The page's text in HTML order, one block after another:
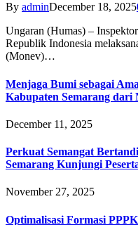
By adminDecember 18, 2025
Ungaran (Humas) –
Republik Indonesia
(Monev)…
Menjaga Bumi sebagai
Kabupaten Semarang dari
December 11, 2025
Perkuat Semangat
Semarang Kunjungi
November 27, 2025
Optimalisasi Formasi